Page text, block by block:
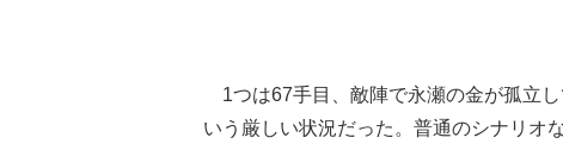
1つは67手目、敵陣で永瀬の金が孤立
いう厳しい状況だった。普通のシナリオ